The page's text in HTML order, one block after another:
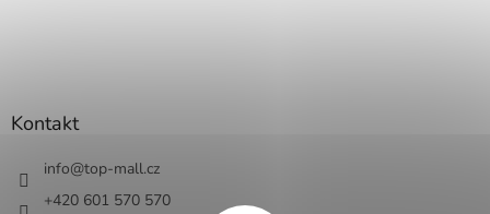
Kontakt
info@top-mall.cz
+420 601 570 570